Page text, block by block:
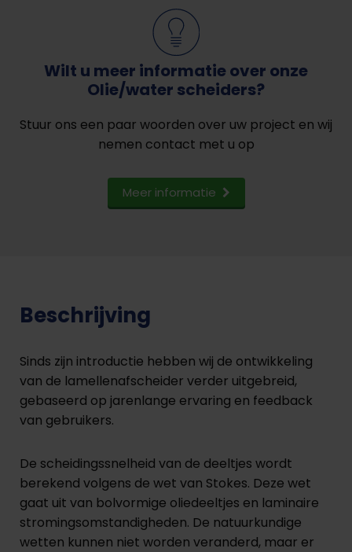
Wilt u meer informatie over onze
Olie/water scheiders?
Stuur ons een paar woorden over uw project en wij
nemen contact met u op
Meer informatie
Beschrijving
Sinds zijn introductie hebben wij de ontwikkeling
van de lamellenafscheider verder uitgebreid,
gebaseerd op jarenlange ervaring en feedback
van gebruikers.
De scheidingssnelheid van de deeltjes wordt
berekend volgens de wet van Stokes. Deze wet
gaat uit van bolvormige oliedeeltjes en laminaire
stromingsomstandigheden. De natuurkundige
wetten kunnen niet worden veranderd, maar er